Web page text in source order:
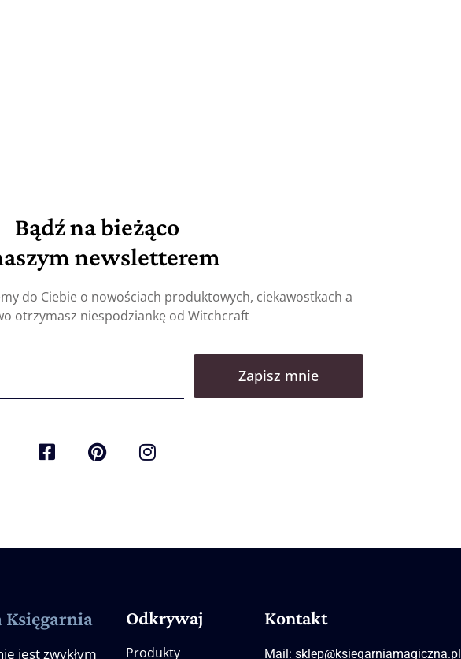
Bądź na bieżąco
newsletterem
do Ciebie o nowościach produktowych, ciekawostkach a
otrzymasz niespodziankę od Witchcraft
Zapisz mnie
jest zwykłym
Odkrywaj
Produkty
Kontakt
Mail: sklep@ksiegarniamagiczna.pl